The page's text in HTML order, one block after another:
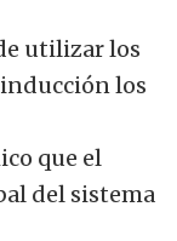
utilizar los
los
que el
del sistema